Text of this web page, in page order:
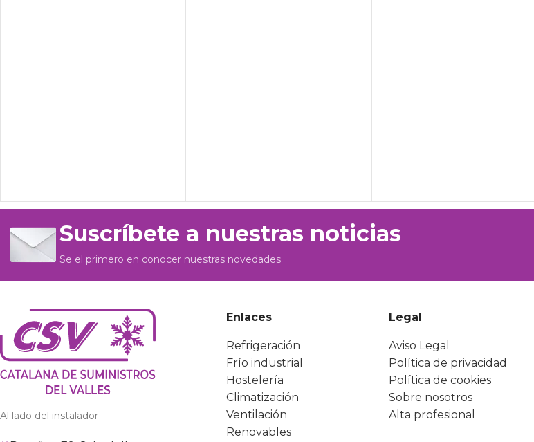
Suscríbete a nuestras noticias
Se el primero en conocer nuestras novedades
Al lado del instalador
Enlaces
Refrigeración
Frío industrial
Hostelería
Climatización
Ventilación
Renovables
Legal
Aviso Legal
Política de privacidad
Política de cookies
Sobre nosotros
Alta profesional